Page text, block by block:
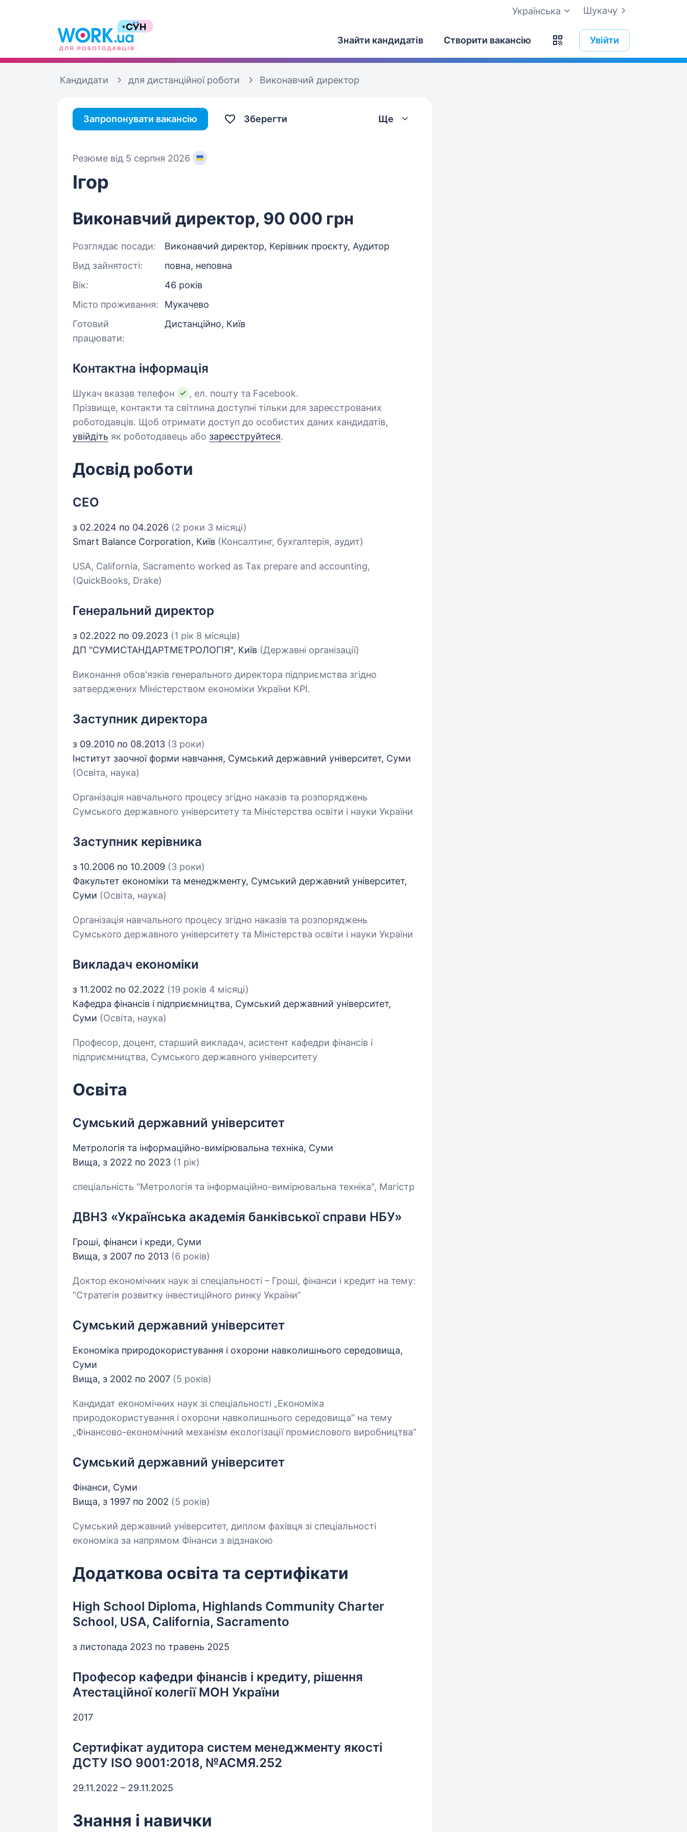
Шукачу
Українська
Знайти кандидатів Створити вакансію Увійти
Кандидати для дистанційної роботи Виконавчий директор
Запропонувати вакансію Зберегти Ще
Резюме від 5 серпня 2026
Ігор
Виконавчий директор, 90 000 грн
Розглядає посади:
Виконавчий директор, Керівник проєкту, Аудитор
Вид зайнятості:
повна, неповна
Вік:
46 років
Місто проживання:
Мукачево
Готовий
працювати:
Дистанційно, Київ
Контактна інформація
Шукач вказав телефон
, ел. пошту та Facebook.
Прізвище, контакти та світлина доступні тільки для зареєстрованих
роботодавців. Щоб отримати доступ до особистих даних кандидатів,
увійдіть як роботодавець або зареєструйтеся.
Досвід роботи
CEO
з 02.2024 по 04.2026 (2 роки 3 місяці)
Smart Balance Corporation, Київ (Консалтинг, бухгалтерія, аудит)
USA, California, Sacramento worked as Tax prepare and accounting,
(QuickBooks, Drake)
Генеральний директор
з 02.2022 по 09.2023 (1 рік 8 місяців)
ДП "СУМИСТАНДАРТМЕТРОЛОГІЯ", Київ (Державні організації)
Виконання обов'язків генерального директора підприємства згідно
затверджених Міністерством економіки України КРІ.
Заступник директора
з 09.2010 по 08.2013 (3 роки)
Інститут заочної форми навчання, Сумський державний університет, Суми
(Освіта, наука)
Організація навчального процесу згідно наказів та розпоряджень
Сумського державного університету та Міністерства освіти і науки України
Заступник керівника
з 10.2006 по 10.2009 (3 роки)
Факультет економіки та менеджменту, Сумський державний університет,
Суми (Освіта, наука)
Організація навчального процесу згідно наказів та розпоряджень
Сумського державного університету та Міністерства освіти і науки України
Викладач економіки
з 11.2002 по 02.2022 (19 років 4 місяці)
Кафедра фінансів і підприємництва, Сумський державний університет,
Суми (Освіта, наука)
Професор, доцент, старший викладач, асистент кафедри фінансів і
підприємництва, Сумського державного університету
Освіта
Сумський державний університет
Метрологія та інформаційно-вимірювальна техніка, Суми
Вища, з 2022 по 2023 (1 рік)
спеціальність "Метрологія та інформаційно-вимірювальна техніка", Магістр
ДВНЗ «Українська академія банківської справи НБУ»
Гроші, фінанси і креди, Суми
Вища, з 2007 по 2013 (6 років)
Доктор економічних наук зі спеціальності – Гроші, фінанси і кредит на тему:
“Стратегія розвитку інвестиційного ринку України”
Сумський державний університет
Економіка природокористування і охорони навколишнього середовища,
Суми
Вища, з 2002 по 2007 (5 років)
Кандидат економічних наук зі спеціальності „Економіка
природокористування і охорони навколишнього середовища” на тему
„Фінансово-економічний механізм екологізації промислового виробництва”
Сумський державний університет
Фінанси, Суми
Вища, з 1997 по 2002 (5 років)
Сумський державний університет, диплом фахівця зі спеціальності
економіка за напрямом Фінанси з відзнакою
Додаткова освіта та сертифікати
High School Diploma, Highlands Community Charter
School, USA, California, Sacramento
з листопада 2023 по травень 2025
Професор кафедри фінансів і кредиту, рішення
Атестаційної колегії МОН України
2017
Сертифікат аудитора систем менеджменту якості
ДСТУ ISO 9001:2018, №АСМЯ.252
29.11.2022 – 29.11.2025
Знання і навички